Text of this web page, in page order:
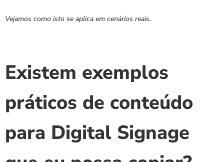
Vejamos como isto se aplica em cenários reais.
Existem exemplos
práticos de conteúdo
para Digital Signage